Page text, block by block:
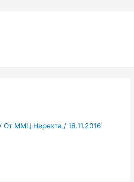
/ От ММЦ Нерехта /16.11.2016